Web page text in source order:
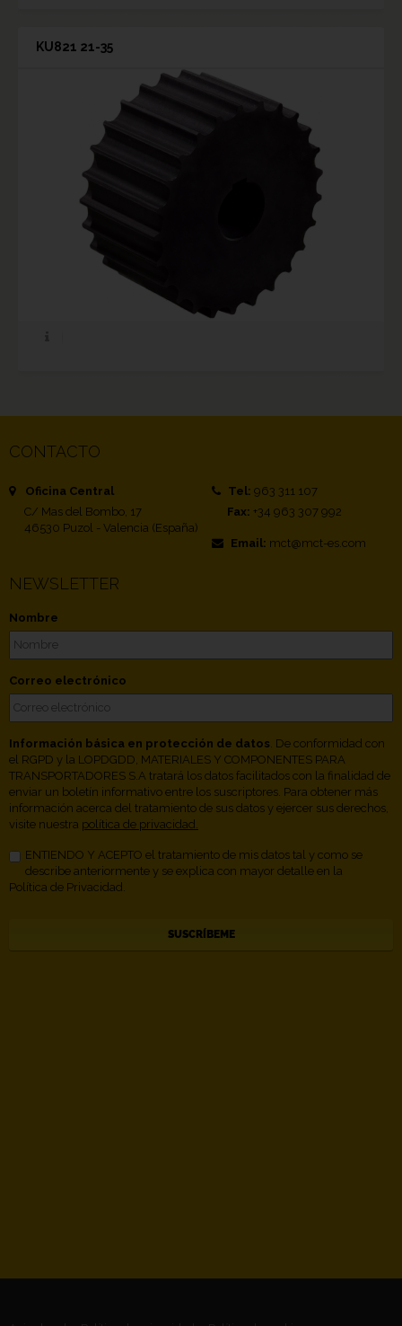
KU821 21-35
CONTACTO
Oficina Central
C/ Mas del Bombo, 17
46530 Puzol - Valencia (España)
Tel: 963 311 107
Fax: +34 963 307 992
Email: mct@mct-es.com
NEWSLETTER
Nombre
Correo electrónico
Información básica en protección de datos . De conformidad con
el RGPD y la LOPDGDD, MATERIALES Y COMPONENTES PARA
TRANSPORTADORES S.A tratará los datos facilitados con la finalidad de
enviar un boletín informativo entre los suscriptores. Para obtener más
información acerca del tratamiento de sus datos y ejercer sus derechos,
visite nuestra política de privacidad.
ENTIENDO Y ACEPTO el tratamiento de mis datos tal y como se
describe anteriormente y se explica con mayor detalle en la
Política de Privacidad.